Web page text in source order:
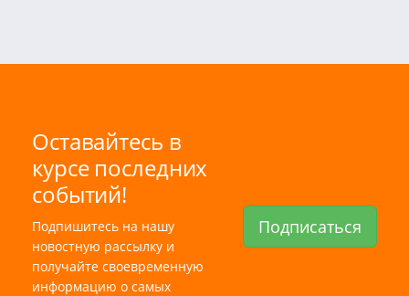
Оставайтесь в
курсе последних
событий!
Подпишитесь на нашу
новостную рассылку и
получайте своевременную
информацию о самых
Подписаться